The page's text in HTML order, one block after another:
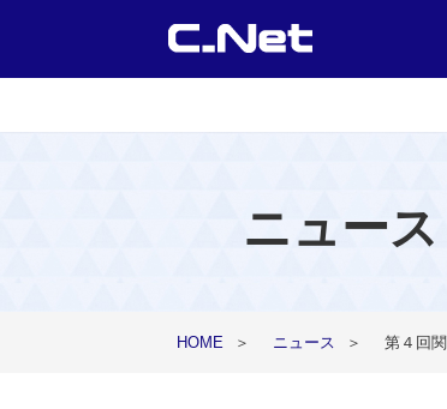
ニュース
HOME ＞ ニュース ＞ 第４回